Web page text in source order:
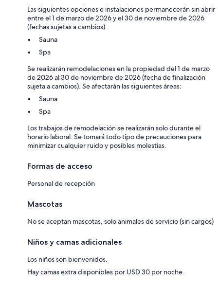
Las siguientes opciones e instalaciones permanecerán sin abrir
entre el 1 de marzo de 2026 y el 30 de noviembre de 2026
(fechas sujetas a cambios):
Sauna
Spa
Se realizarán remodelaciones en la propiedad del 1 de marzo
de 2026 al 30 de noviembre de 2026 (fecha de finalización
sujeta a cambios). Se afectarán las siguientes áreas:
Sauna
Spa
Los trabajos de remodelación se realizarán solo durante el
horario laboral. Se tomará todo tipo de precauciones para
minimizar cualquier ruido y posibles molestias.
Formas de acceso
Personal de recepción
Mascotas
No se aceptan mascotas, solo animales de servicio (sin cargos)
Niños y camas adicionales
Los niños son bienvenidos.
Hay camas extra disponibles por USD 30 por noche.